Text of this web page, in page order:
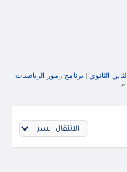
| برنامج رموز الرياضيات
»